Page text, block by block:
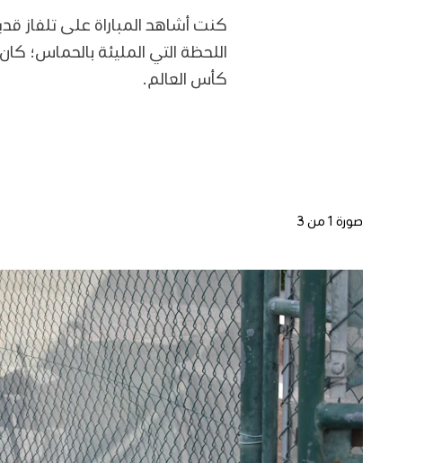
كنت أشاهد المباراة على
اللحظة التي المليئة بالحماس؛
كأس العالم.
صورة 1 من 3